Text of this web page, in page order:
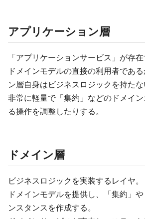
アプリケーション層
「アプリケーションサービス」が存在
ドメインモデルの直接の利用者であ
ン層自身はビジネスロジックを持たな
非常に軽量で「集約」などのドメイ
る操作を調整したりする。
ドメイン層
ビジネスロジックを実装するレイヤ。
ドメインモデルを提供し、「集約」
ンスタンスを作成する。